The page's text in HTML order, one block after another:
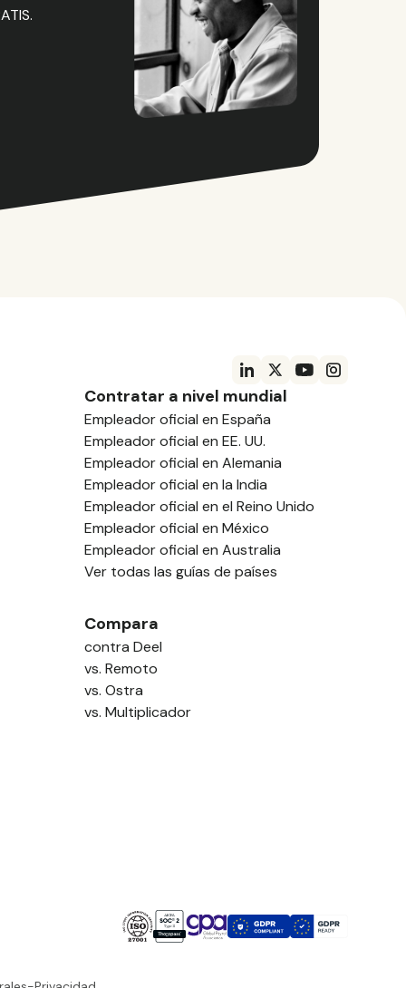
Contratar a nivel mundial
Empleador oficial en España
Empleador oficial en EE. UU.
Empleador oficial en Alemania
Empleador oficial en la India
Empleador oficial en el Reino Unido
Empleador oficial en México
Empleador oficial en Australia
Ver todas las guías de países
Compara
contra Deel
vs. Remoto
vs. Ostra
vs. Multiplicador